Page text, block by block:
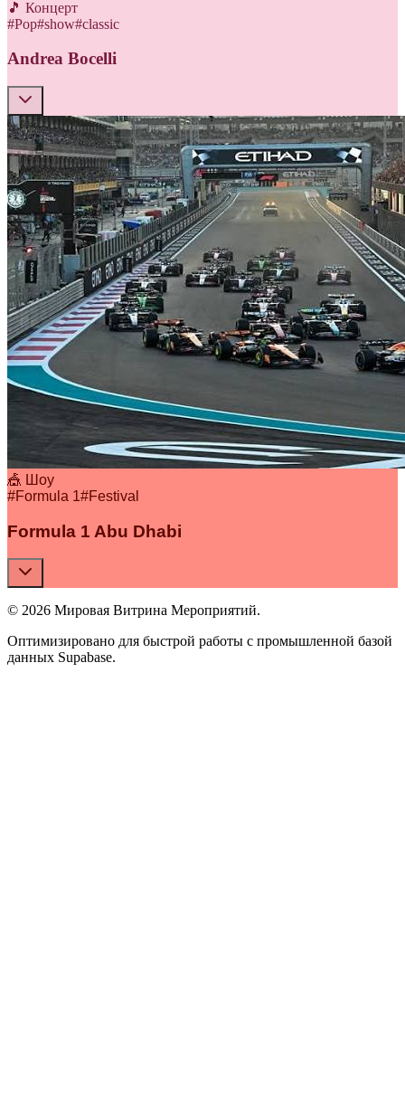
🎵 Концерт
#Pop#show#classic
Andrea Bocelli
🎪 Шоу
#Formula 1#Festival
Formula 1 Abu Dhabi
© 2026 Мировая Витрина Мероприятий.
Оптимизировано для быстрой работы с промышленной базой
данных Supabase.